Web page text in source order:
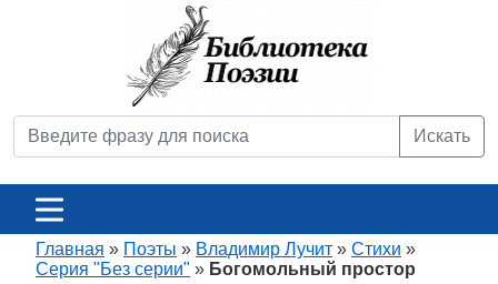
Искать
Главная » Поэты » Владимир Лучит » Стихи »
Серия "Без серии" » Богомольный простор